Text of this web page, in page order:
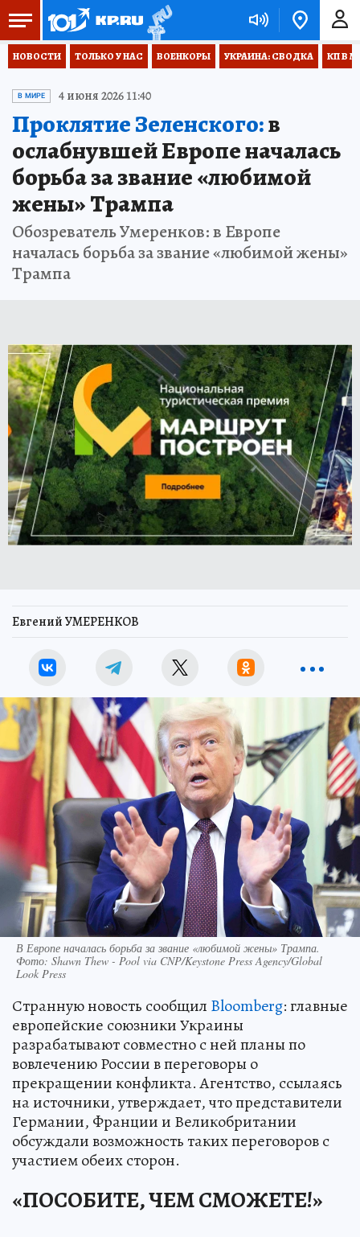
НОВОСТИ ТОЛЬКО У НАС ВОЕНКОРЫ УКРАИНА: СВОДКА КП В
В МИРЕ 4 июня 2026 11:40
Проклятие Зеленского:в
ослабнувшей Европе началась
борьба за звание «любимой
жены» Трампа
Обозреватель Умеренков: в Европе
началась борьба за звание «любимой жены»
Трампа
Евгений УМЕРЕНКОВ
В Европе началась борьба за звание «любимой жены» Трампа.
Фото: Shawn Thew - Pool via CNP/Keystone Press Agency/Global
Look Press
Странную новость сообщил Bloomberg: главные
европейские союзники Украины
разрабатывают совместно с ней планы по
вовлечению России в переговоры о
прекращении конфликта. Агентство, ссылаясь
на источники, утверждает, что представители
Германии, Франции и Великобритании
обсуждали возможность таких переговоров с
участием обеих сторон.
«ПОСОБИТЕ, ЧЕМ СМОЖЕТЕ!»